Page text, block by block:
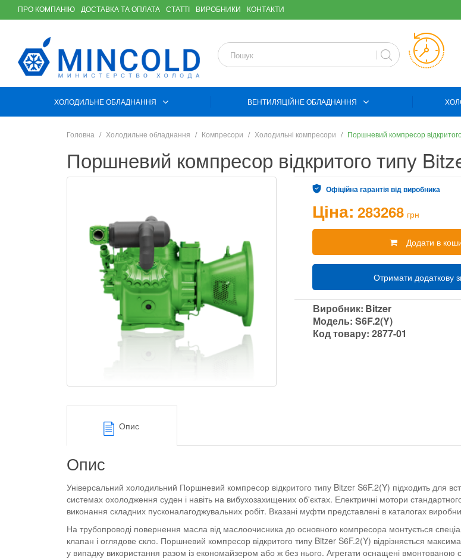
ПРО КОМПАНІЮ ДОСТАВКА ТА ОПЛАТА СТАТТІ ВИРОБНИКИ КОНТАКТИ
ХОЛОДИЛЬНЕ ОБЛАДНАННЯ ВЕНТИЛЯЦІЙНЕ ОБЛАДНАННЯ
Головна Холодильне обладнання Компресори Холодильні компресори Поршневий компресор
Поршневий компресор відкритого типу
Офіційна гарантія від виробника
Ціна: 283268 грн
Додати в
Отримати додаткову
Виробник: Bitzer
Модель:S6F.2(Y)
Код товару:2877-01
Опис
Опис
Універсальний холодильний Поршневий компресор відкритого типу Bitzer S6F.2(Y) підходить для
системах охолодження суден і навіть на вибухозахищених об'єктах. Електричні мотори
виконання складних пусконалагоджувальних робіт. Вказані муфти представлені в каталогах
На трубопроводі повернення масла від маслоочисника до основного компресора монтується
клапан і оглядове скло. Поршневий компресор відкритого типу Bitzer S6F.2(Y) відрізняється
у випадку використання разом із економайзером або ж без нього. Агрегати оснащені вмонтованою